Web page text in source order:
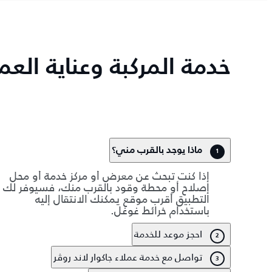
خدمة المركبة وعناية
1 ماذا يوجد بالقرب مني؟
إذا كنت تبحث عن معرض أو مركز خدمة أو محل
إصلاح أو محطة وقود بالقرب منك، فسيوفر لك
التطبيق أقرب موقع يمكنك الانتقال إليه
باستخدام خرائط غوغل.
2 احجز موعد للخدمة
3 تواصل مع خدمة عملاء جاكوار لاند روڤر